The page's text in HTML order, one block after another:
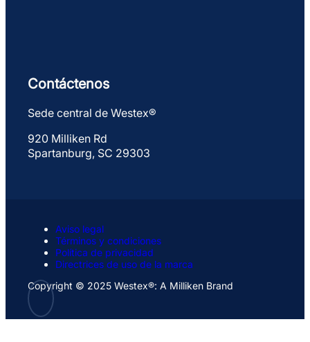
Contáctenos
Sede central de Westex®
920 Milliken Rd
Spartanburg, SC 29303
Aviso legal
Términos y condiciones
Política de privacidad
Directrices de uso de la marca
Copyright © 2025 Westex®: A Milliken Brand